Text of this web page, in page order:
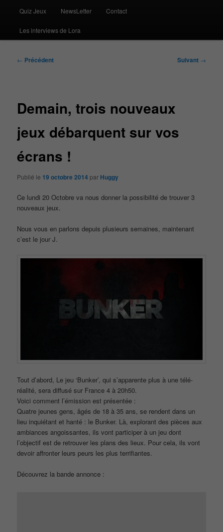
Quiz Jeux NewsLetter Contact
Les interviews de Lora
Navigation
← Précédent Suivant →
Demain, trois nouveaux
jeux débarquent sur vos
écrans !
Publié le 19 octobre 2014 par Huggy
Ce lundi 20 Octobre va nous donner la possibilité de trouver 3
nouveaux jeux.
Nous vous en parlons depuis plusieurs semaines, maintenant
c’est le jour J.
Tout d’abord, Le jeu ‘Bunker’, qui s’apparente plus à une télé-
réalité, sera diffusé sur France 4 à 20h50.
Voici comment l’émission est présentée :
Quatre jeunes gens, âgés de 18 à 35 ans, se rendent dans un
lieu inquiétant et hanté : le Bunker. Là, explorant des pièces aux
ambiances angoissantes, ils vont participer à un jeu dont
l’objectif est de retrouver les plans des lieux. Pour cela, ils vont
devoir affronter leurs peurs les plus terrifiantes.
Découvrez la bande annonce :